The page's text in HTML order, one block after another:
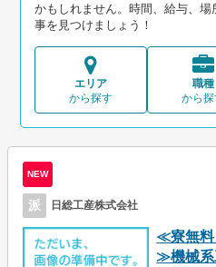
かもしれません。時間、給与、
事を見つけましょう！
エリア
から探す
職種
から
NEW
派 日総工産株式会社
≪寮無料
≫機械系